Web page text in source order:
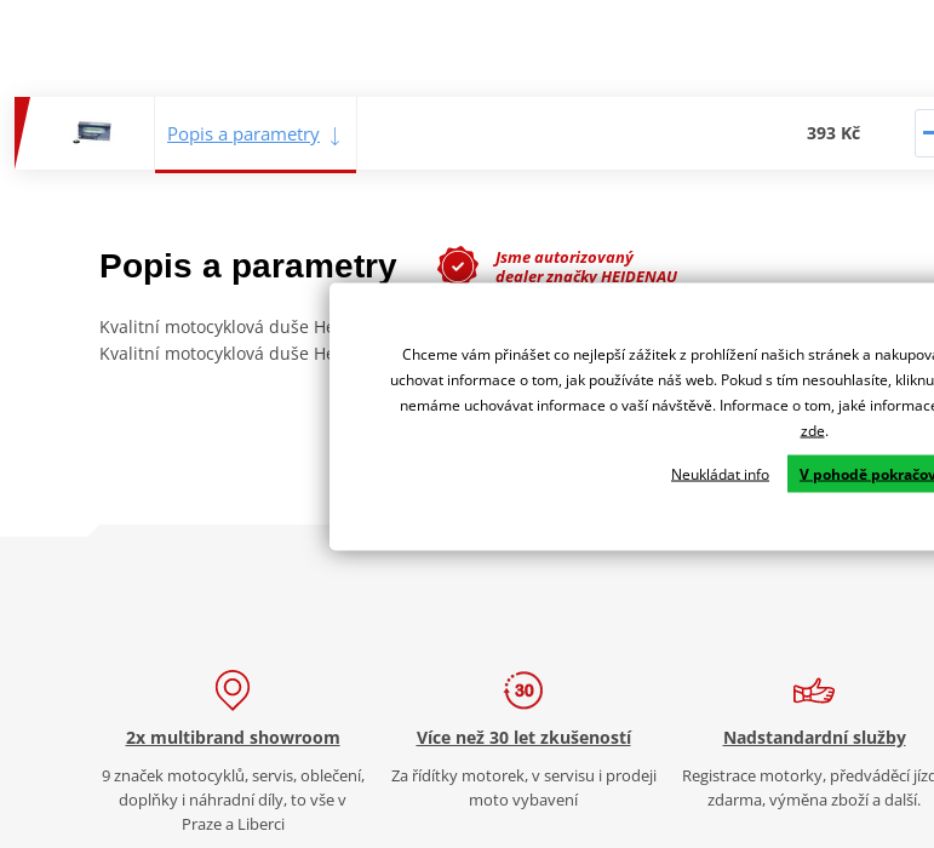
Popis a parametry 393 Kč
Popis a parametry
Jsme autorizovaný
dealer značky HEIDENAU
Kvalitní motocyklová duše Heidenau.
Kvalitní motocyklová duše Heidenau s ventilem 34G - rovný středový kovový ø 8 mm, pro pneumatiky
2x multibrand showroom
9 značek motocyklů, servis, oblečení,
doplňky i náhradní díly, to vše v
Praze a Liberci
Více než 30 let zkušeností
Za řídítky motorek, v servisu i prodeji
moto vybavení
Nadstandardní služby
Registrace motorky, předváděcí
zdarma, výměna zboží a další.
Chceme vám přinášet co nejlepší zážitek z prohlížení našich stránek a
uchovat informace o tom, jak používáte náš web. Pokud s tím nesouhlasíte,
nemáme uchovávat informace o vaší návštěvě. Informace o tom, jaké
zde.
Neukládat info V pohodě